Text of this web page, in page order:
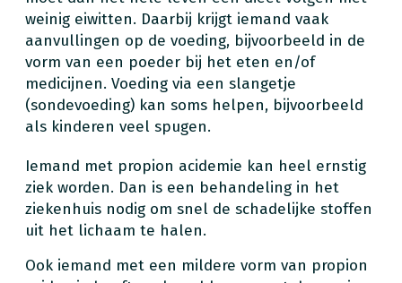
weinig eiwitten. Daarbij krijgt iemand vaak
aanvullingen op de voeding, bijvoorbeeld in de
vorm van een poeder bij het eten en/of
medicijnen. Voeding via een slangetje
(sondevoeding) kan soms helpen, bijvoorbeeld
als kinderen veel spugen.
Iemand met propion acidemie kan heel ernstig
ziek worden. Dan is een behandeling in het
ziekenhuis nodig om snel de schadelijke stoffen
uit het lichaam te halen.
Ook iemand met een mildere vorm van propion